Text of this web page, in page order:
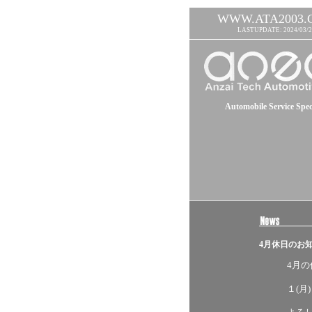
LASTUPDATE: 2024/03/
Automobile Service
4月休日のお
4月
１(月